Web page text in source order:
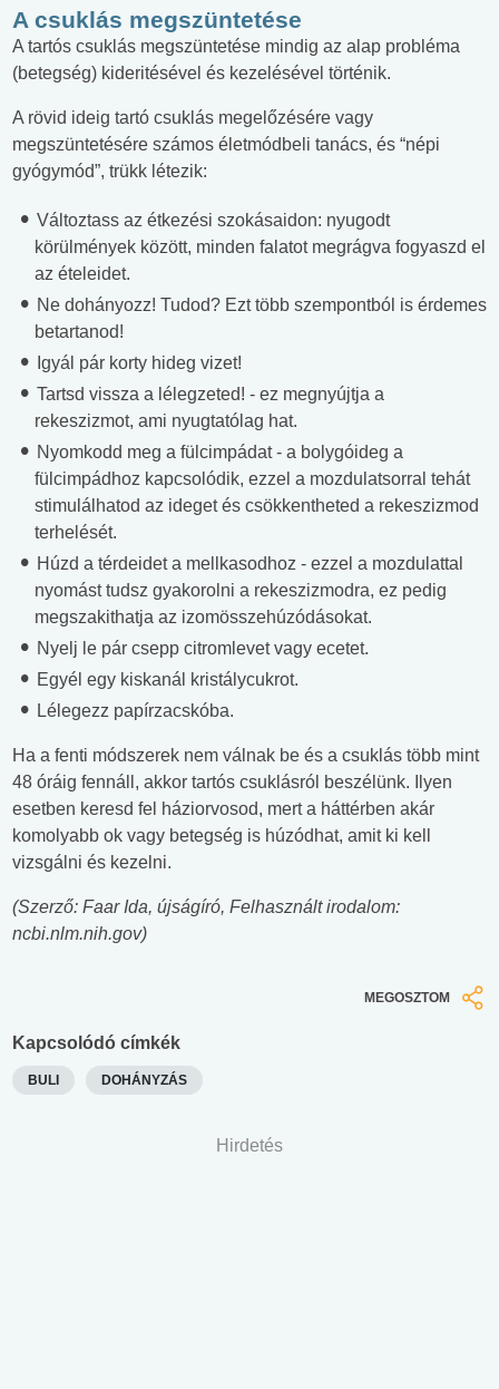
A csuklás megszüntetése
A tartós csuklás megszüntetése mindig az alap probléma
(betegség) kideritésével és kezelésével történik.
A rövid ideig tartó csuklás megelőzésére vagy
megszüntetésére számos életmódbeli tanács, és “népi
gyógymód”, trükk létezik:
Változtass az étkezési szokásaidon: nyugodt
körülmények között, minden falatot megrágva fogyaszd el
az ételeidet.
Ne dohányozz! Tudod? Ezt több szempontból is érdemes
betartanod!
Igyál pár korty hideg vizet!
Tartsd vissza a lélegzeted! - ez megnyújtja a
rekeszizmot, ami nyugtatólag hat.
Nyomkodd meg a fülcimpádat - a bolygóideg a
fülcimpádhoz kapcsolódik, ezzel a mozdulatsorral tehát
stimulálhatod az ideget és csökkentheted a rekeszizmod
terhelését.
Húzd a térdeidet a mellkasodhoz - ezzel a mozdulattal
nyomást tudsz gyakorolni a rekeszizmodra, ez pedig
megszakithatja az izomösszehúzódásokat.
Nyelj le pár csepp citromlevet vagy ecetet.
Egyél egy kiskanál kristálycukrot.
Lélegezz papírzacskóba.
Ha a fenti módszerek nem válnak be és a csuklás több mint
48 óráig fennáll, akkor tartós csuklásról beszélünk. Ilyen
esetben keresd fel háziorvosod, mert a háttérben akár
komolyabb ok vagy betegség is húzódhat, amit ki kell
vizsgálni és kezelni.
(Szerző: Faar Ida, újságíró, Felhasznált irodalom:
ncbi.nlm.nih.gov)
MEGOSZTOM
Kapcsolódó címkék
BULI DOHÁNYZÁS
Hirdetés